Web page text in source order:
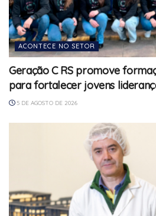
ACONTECE NO SETOR
Geração C RS promove
para fortalecer jovens
5 DE AGOSTO DE 2026